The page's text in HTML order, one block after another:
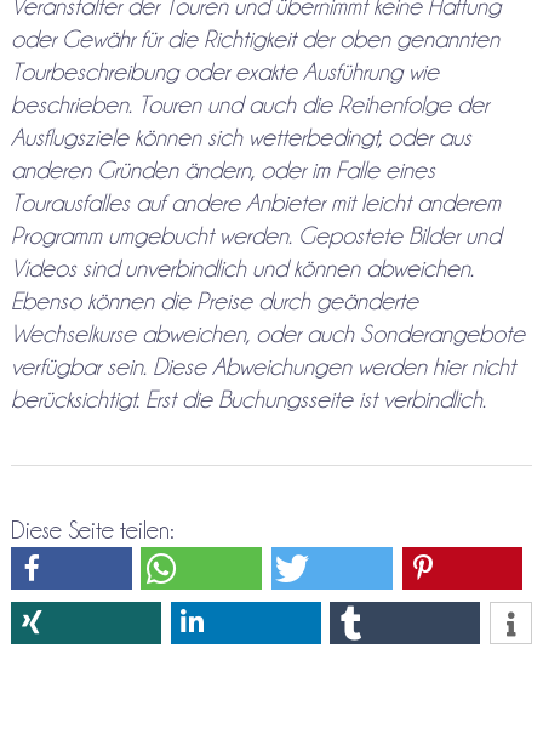
Veranstalter der Touren und übernimmt keine Haftung
oder Gewähr für die Richtigkeit der oben genannten
Tourbeschreibung oder exakte Ausführung wie
beschrieben. Touren und auch die Reihenfolge der
Ausflugsziele können sich wetterbedingt, oder aus
anderen Gründen ändern, oder im Falle eines
Tourausfalles auf andere Anbieter mit leicht anderem
Programm umgebucht werden. Gepostete Bilder und
Videos sind unverbindlich und können abweichen.
Ebenso können die Preise durch geänderte
Wechselkurse abweichen, oder auch Sonderangebote
verfügbar sein. Diese Abweichungen werden hier nicht
berücksichtigt. Erst die Buchungsseite ist verbindlich.
Diese Seite teilen: